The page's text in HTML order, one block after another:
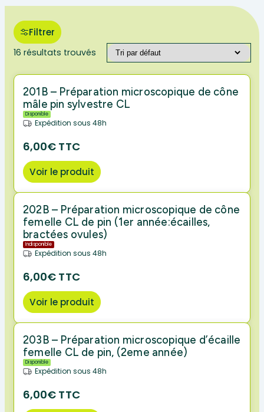
Filtrer
16 résultats trouvés
201B – Préparation microscopique de cône
mâle pin sylvestre CL
Disponible
Expédition sous 48h
6,00€ TTC
Voir le produit
202B – Préparation microscopique de cône
femelle CL de pin (1er année:écailles,
bractées ovules)
Indisponible
Expédition sous 48h
6,00€ TTC
Voir le produit
203B – Préparation microscopique d’écaille
femelle CL de pin, (2eme année)
Disponible
Expédition sous 48h
6,00€ TTC